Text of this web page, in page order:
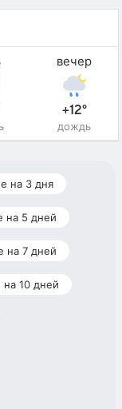
вечер
+12°
дождь
на 3 дня
на 5 дней
на 7 дней
10 дней